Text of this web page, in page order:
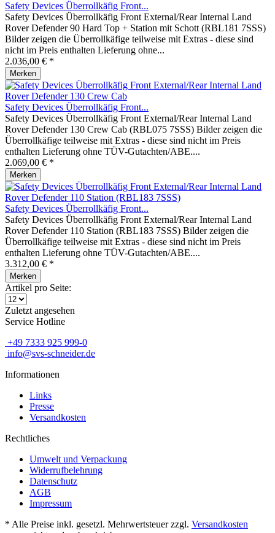
Safety Devices Überrollkäfig Front...
Safety Devices Überrollkäfig Front External/Rear Internal Land
Rover Defender 90 Hard Top + Station mit Schott (RBL181 7SSS)
Bilder zeigen die Überrollkäfige teilweise mit Extras - diese sind
nicht im Preis enthalten Lieferung ohne...
2.036,00 € *
Merken
Safety Devices Überrollkäfig Front...
Safety Devices Überrollkäfig Front External/Rear Internal Land
Rover Defender 130 Crew Cab (RBL075 7SSS) Bilder zeigen die
Überrollkäfige teilweise mit Extras - diese sind nicht im Preis
enthalten Lieferung ohne TÜV-Gutachten/ABE....
2.069,00 € *
Merken
Safety Devices Überrollkäfig Front...
Safety Devices Überrollkäfig Front External/Rear Internal Land
Rover Defender 110 Station (RBL183 7SSS) Bilder zeigen die
Überrollkäfige teilweise mit Extras - diese sind nicht im Preis
enthalten Lieferung ohne TÜV-Gutachten/ABE....
3.312,00 € *
Merken
Artikel pro Seite:
Zuletzt angesehen
Service Hotline
+49 7333 925 999-0
info@svs-schneider.de
Informationen
Links
Presse
Versandkosten
Rechtliches
Umwelt und Verpackung
Widerrufbelehrung
Datenschutz
AGB
Impressum
* Alle Preise inkl. gesetzl. Mehrwertsteuer zzgl. Versandkosten